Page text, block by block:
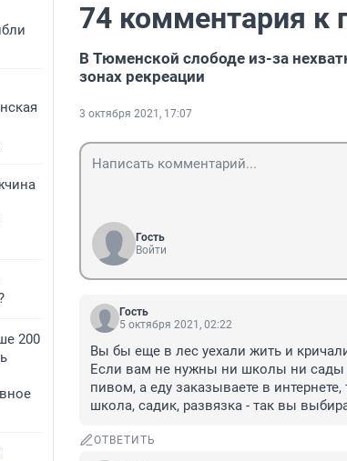
200
74 комментария к
В Тюменской слободе из-за
зонах рекреации
3 октября 2021, 17:07
Гость
Войти
Гость
5 октября 2021, 02:22
Вы бы еще в лес уехали жить и
Если вам не нужны ни школы ни сады
пивом, а еду заказываете в
школа, садик, развязка - так вы
ОТВЕТИТЬ